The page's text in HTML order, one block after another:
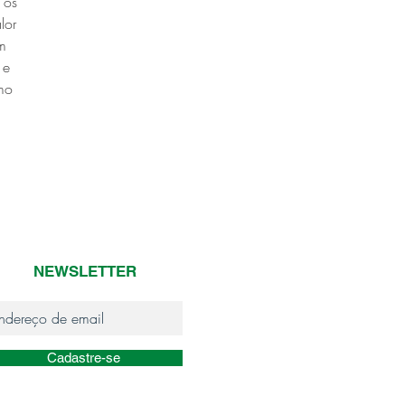
NEWSLETTER
Cadastre-se